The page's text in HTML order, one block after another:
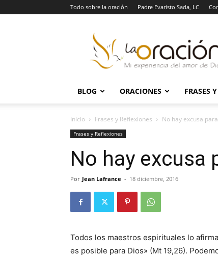
Todo sobre la oración Padre Evaristo Sada, LC
Oración
BLOG ORACIONES FRASES
Inicio Frases y Reflexiones No hay excusa
Frases y Reflexiones
No hay excusa
Por Jean Lafrance - 18 diciembre, 2016
Todos los maestros espirituales lo
es posible para Dios» (Mt 19,26).